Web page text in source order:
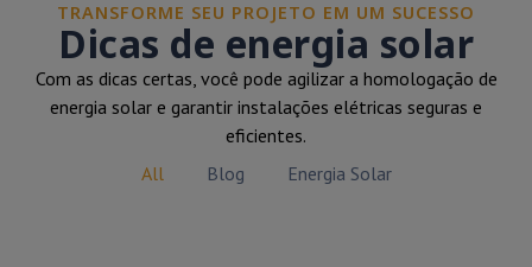
TRANSFORME SEU PROJETO EM UM SUCESSO
Dicas de energia solar
Com as dicas certas, você pode agilizar a homologação de
energia solar e garantir instalações elétricas seguras e
eficientes.
All
Blog Energia Solar